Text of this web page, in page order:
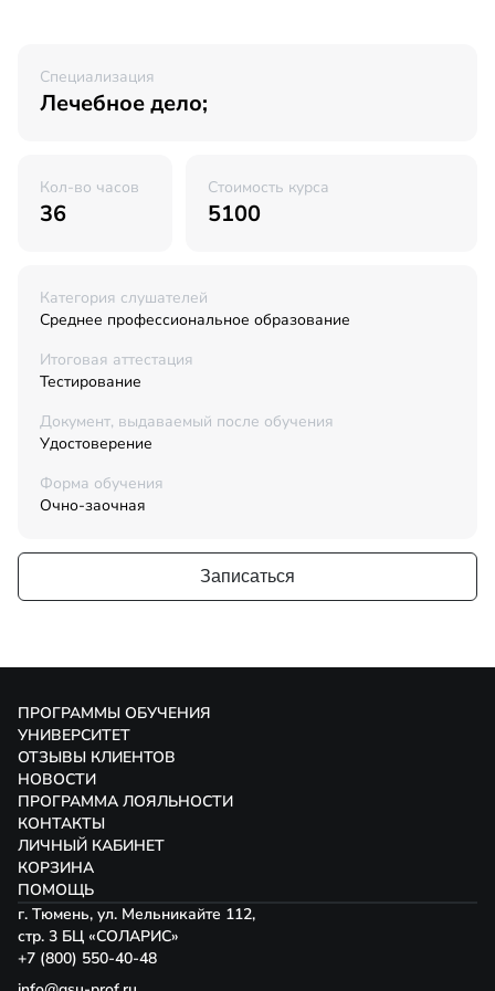
Специализация
Лечебное дело;
Кол-во часов
36
Стоимость курса
5100
Категория слушателей
Среднее профессиональное образование
Итоговая аттестация
Тестирование
Документ, выдаваемый после обучения
Удостоверение
Форма обучения
Очно-заочная
Записаться
ПРОГРАММЫ ОБУЧЕНИЯ
УНИВЕРСИТЕТ
ОТЗЫВЫ КЛИЕНТОВ
НОВОСТИ
ПРОГРАММА ЛОЯЛЬНОСТИ
КОНТАКТЫ
ЛИЧНЫЙ КАБИНЕТ
КОРЗИНА
ПОМОЩЬ
г. Тюмень, ул. Мельникайте 112,
стр. 3 БЦ «СОЛАРИС»
+7 (800) 550-40-48